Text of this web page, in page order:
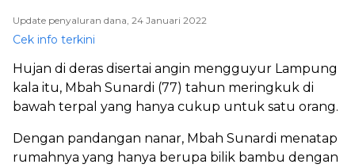
Update penyaluran dana, 24 Januari 2022
Cek info terkini
Hujan di deras disertai angin mengguyur Lampung
kala itu, Mbah Sunardi (77) tahun meringkuk di
bawah terpal yang hanya cukup untuk satu orang.
Dengan pandangan nanar, Mbah Sunardi menatap
rumahnya yang hanya berupa bilik bambu dengan